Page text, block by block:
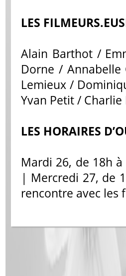
LES
Alain Barthot /
Dorne / Annabelle
Lemieux /
Yvan Petit /
LES HORAIRES
Mardi 26, de 18h
| Mercredi 27, de
rencontre avec les